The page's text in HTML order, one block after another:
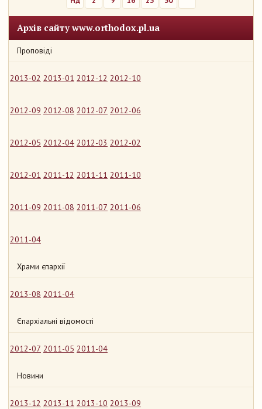
Архів сайту www.orthodox.pl.ua
Проповіді
2013-02 2013-01 2012-12 2012-10
2012-09 2012-08 2012-07 2012-06
2012-05 2012-04 2012-03 2012-02
2012-01 2011-12 2011-11 2011-10
2011-09 2011-08 2011-07 2011-06
2011-04
Храми єпархії
2013-08 2011-04
Єпархіальні відомості
2012-07 2011-05 2011-04
Новини
2013-12 2013-11 2013-10 2013-09